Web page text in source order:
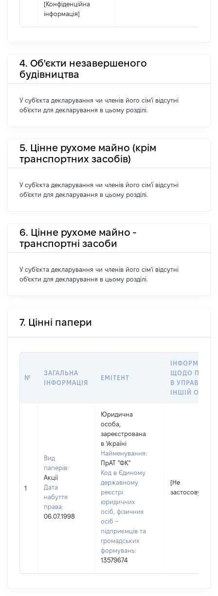
[Конфіденційна
інформація]
4. Об'єкти незавершеного
будівництва
У суб'єкта декларування чи членів його сім'ї відсутні
об'єкти для декларування в цьому розділі.
5. Цінне рухоме майно (крім
транспортних засобів)
У суб'єкта декларування чи членів його сім'ї відсутні
об'єкти для декларування в цьому розділі.
6. Цінне рухоме майно -
транспортні засоби
У суб'єкта декларування чи членів його сім'ї відсутні
об'єкти для декларування в цьому розділі.
7. Цінні папери
№
ЗАГАЛЬНА
ІНФОРМАЦІЯ
ЕМІТЕНТ
ІНФОРМАЦІЯ
ЩОДО
В
ІНШІЙ ОСОБІ
1
Вид
паперів:
Акції
Дата
набуття
права:
06.07.1998
Юридична
особа,
зареєстрована
в Україні
Найменування:
ПрАТ "ФК"
Код в Єдиному
державному
реєстрі
юридичних
осіб, фізичних
осіб –
підприємців та
громадських
формувань:
13579674
[Не